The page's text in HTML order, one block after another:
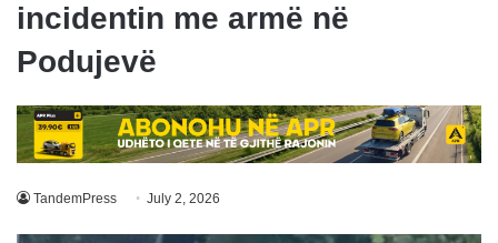
incidentin me armë në
Podujevë
TandemPress July 2, 2026